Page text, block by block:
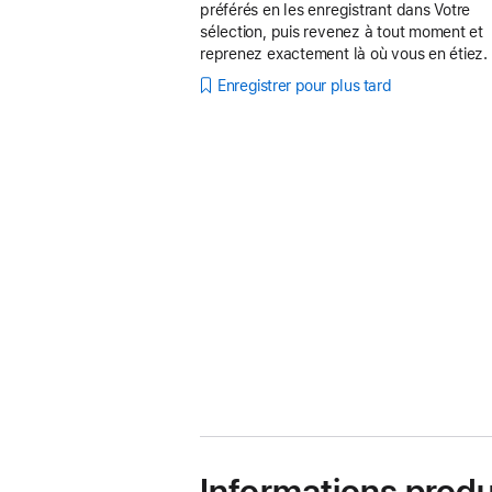
préférés en les enregistrant dans Votre
sélection, puis revenez à tout moment et
reprenez exactement là où vous en étiez.
Enregistrer pour plus tard